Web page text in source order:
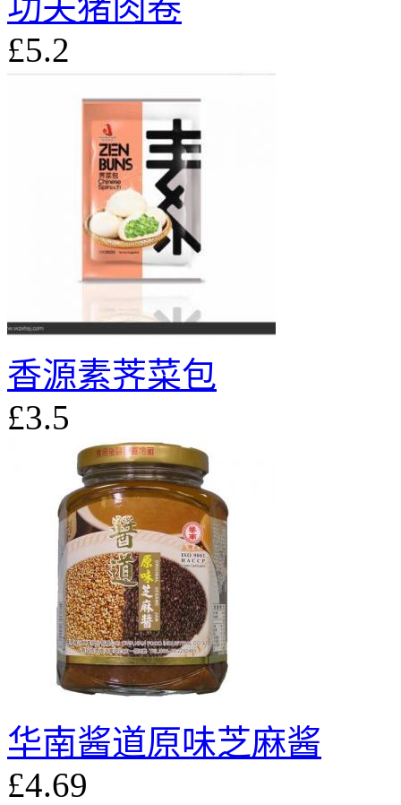
£5.2
香源素荠菜包
£3.5
华南酱道原味芝麻酱
£4.69